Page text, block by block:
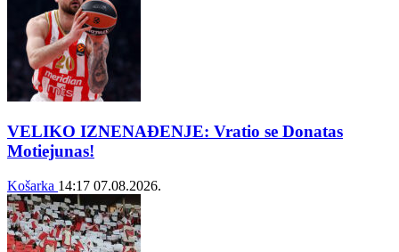
VELIKO IZNENAĐENJE: Vratio se Donatas
Motiejunas!
Košarka 14:17 07.08.2026.